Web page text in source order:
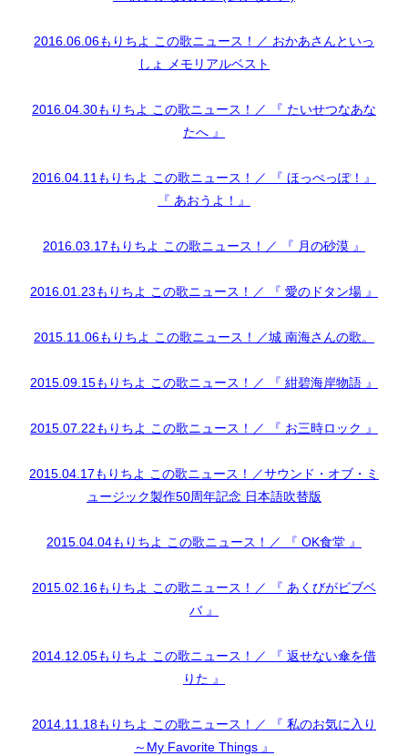
2016.06.06もりちよ この歌ニュース！／ おかあさんといっ
しょ メモリアルベスト
2016.04.30もりちよ この歌ニュース！／ 『 たいせつなあな
たへ 』
2016.04.11もりちよ この歌ニュース！／ 『 ほっぺっぽ！』
『 あおうよ！』
2016.03.17もりちよ この歌ニュース！／ 『 月の砂漠 』
2016.01.23もりちよ この歌ニュース！／ 『 愛のドタン場 』
2015.11.06もりちよ この歌ニュース！／城 南海さんの歌。
2015.09.15もりちよ この歌ニュース！／ 『 紺碧海岸物語 』
2015.07.22もりちよ この歌ニュース！／ 『 お三時ロック 』
2015.04.17もりちよ この歌ニュース！／サウンド・オブ・ミ
ュージック製作50周年記念 日本語吹替版
2015.04.04もりちよ この歌ニュース！／ 『 OK食堂 』
2015.02.16もりちよ この歌ニュース！／ 『 あくびがビブベ
バ 』
2014.12.05もりちよ この歌ニュース！／ 『 返せない傘を借
りた 』
2014.11.18もりちよ この歌ニュース！／ 『 私のお気に入り
～My Favorite Things 』